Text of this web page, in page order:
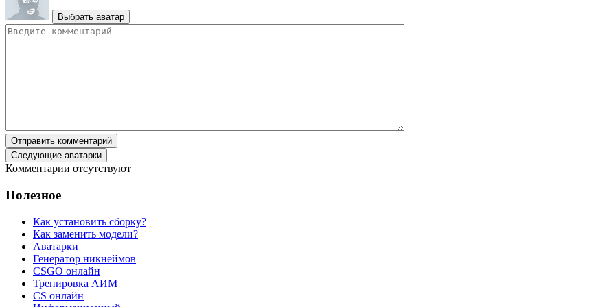
Выбрать аватар
Отправить комментарий
Следующие аватарки
Комментарии отсутствуют
Полезное
Как установить сборку?
Как заменить модели?
Аватарки
Генератор никнеймов
CSGO онлайн
Тренировка АИМ
CS онлайн